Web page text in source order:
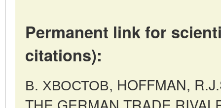
Permanent link for
citations):
В. ХВОСТОВ, HOFFMAN,